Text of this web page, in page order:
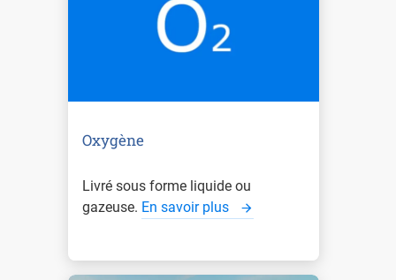
Oxygène
Livré sous forme liquide ou
gazeuse. En savoir plus